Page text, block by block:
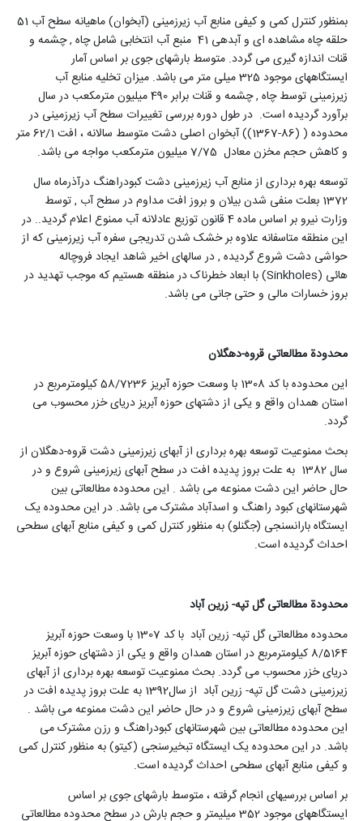
بمنظور کنترل کمی و کیفی منابع آب زیرزمینی (آبخوان) ماهیانه سطح آب 51
حلقه چاه مشاهده ای و آبدهی 41 منبع آب انتخابی شامل چاه , چشمه و
قنات اندازه گیری می گردد. متوسط بارشهای جوی بر اساس آمار
ایستگاههای موجود 325 میلی متر می باشد. میزان تخلیه منابع آب
زیرزمینی توسط چاه , چشمه و قنات برابر 490 میلیون مترمکعب در سال
برآورد گردیده است. در طول دوره بررسی تغییرات سطح آب زیرزمینی در
محدوده ( (86-1367)) آبخوان اصلی دشت متوسط سالانه ، افت 62/1 متر
و کاهش حجم مخزن معادل 7/75 میلیون مترمکعب مواجه می باشد
.
توسعه بهره برداری از منابع آب زیرزمینی دشت کبودراهنگ درآذرماه سال
1372 بعلت منفی شدن بیلان و بروز افت مداوم در سطح آب , توسط
وزارت نیرو بر اساس ماده 4 قانون توزیع عادلانه آب ممنوع اعلام گردید.. در
این منطقه متاسفانه علاوه بر خشک شدن تدریجی سفره آب زیرزمینی که از
حواشی دشت شروع گردیده , در سالهای اخیر شاهد ایجاد فروچاله
هائی (Sinkholes)با ابعاد خطرناک در منطقه هستیم که موجب تهدید در
بروز خسارات مالی و حتی جانی می باشد.
محدودة مطالعاتی قروه-دهگلان
این محدوده با کد 1308 با وسعت حوزه آبریز 58/7236 کیلومترمربع در
استان همدان واقع و یکی از دشتهای حوزه آبریز دریای خزر محسوب می
گردد.
بحث ممنوعیت توسعه بهره برداری از آبهای زیرزمینی دشت قروه-دهگلان از
سال 1382 به علت بروز پدیده افت در سطح آبهای زیرزمینی شروع و در
حال حاضر این دشت ممنوعه می باشد . این محدوده مطالعاتی بین
شهرستانهای کبود راهنگ و اسدآباد مشترک می باشد. در این محدوده یک
ایستگاه بارانسنجی (جگنلو) به منظور کنترل کمی و کیفی منابع آبهای سطحی
احداث گردیده است.
محدودة مطالعاتی گل تپه- زرین آباد
محدوده مطالعاتی گل تپه- زرین آباد با کد 1307 با وسعت حوزه آبریز
8/5164 کیلومترمربع در استان همدان واقع و یکی از دشتهای حوزه آبریز
دریای خزر محسوب می گردد. بحث ممنوعیت توسعه بهره برداری از آبهای
زیرزمینی دشت گل تپه- زرین آباد از سال1392 به علت بروز پدیده افت در
سطح آبهای زیرزمینی شروع و در حال حاضر این دشت ممنوعه می باشد .
این محدوده مطالعاتی بین شهرستانهای کبودراهنگ و رزن مشترک می
باشد. در این محدوده یک ایستگاه تبخیرسنجی (کیتو) به منظور کنترل کمی
و کیفی منابع آبهای سطحی احداث گردیده است.
بر اساس بررسیهای انجام گرفته ، متوسط بارشهای جوی بر اساس
ایستگاههای موجود 352 میلیمتر و حجم بارش در سطح محدوده مطالعاتی